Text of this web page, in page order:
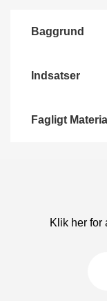
Baggrund
Indsatser
Fagligt
Klik her for